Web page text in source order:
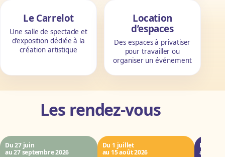
Le Carrelot
Une salle de spectacle et
d’exposition dédiée à la
création artistique
Location
d’espaces
Des espaces à privatiser
pour travailler ou
organiser un événement
Les rendez-vous
Du 27 juin
au 27 septembre 2026
Du 1 juillet
au 15 août 2026
Du 3
au 30